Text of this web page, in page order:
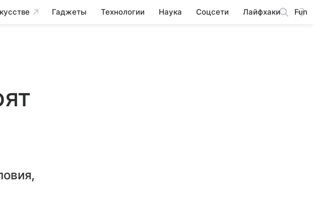
Гаджеты Технологии Наука Соцсети Лайфхаки Fun